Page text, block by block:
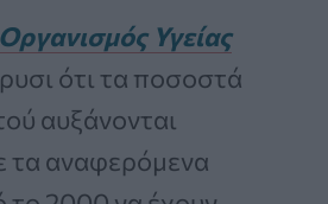
Υγείας
ότι τα ποσοστά
αυξάνονται
τα αναφερόμενα